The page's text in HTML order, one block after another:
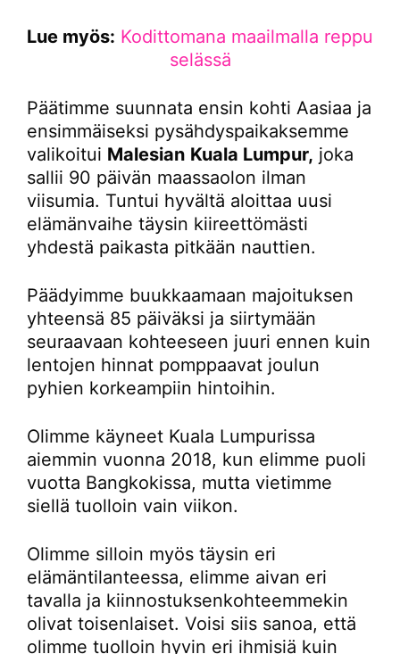
Lue myös: Kodittomana maailmalla reppu
selässä
Päätimme suunnata ensin kohti Aasiaa ja
ensimmäiseksi pysähdyspaikaksemme
valikoitui Malesian Kuala Lumpur, joka
sallii 90 päivän maassaolon ilman
viisumia. Tuntui hyvältä aloittaa uusi
elämänvaihe täysin kiireettömästi
yhdestä paikasta pitkään nauttien.
Päädyimme buukkaamaan majoituksen
yhteensä 85 päiväksi ja siirtymään
seuraavaan kohteeseen juuri ennen kuin
lentojen hinnat pomppaavat joulun
pyhien korkeampiin hintoihin.
Olimme käyneet Kuala Lumpurissa
aiemmin vuonna 2018, kun elimme puoli
vuotta Bangkokissa, mutta vietimme
siellä tuolloin vain viikon.
Olimme silloin myös täysin eri
elämäntilanteessa, elimme aivan eri
tavalla ja kiinnostuksenkohteemmekin
olivat toisenlaiset. Voisi siis sanoa, että
olimme tuolloin hyvin eri ihmisiä kuin